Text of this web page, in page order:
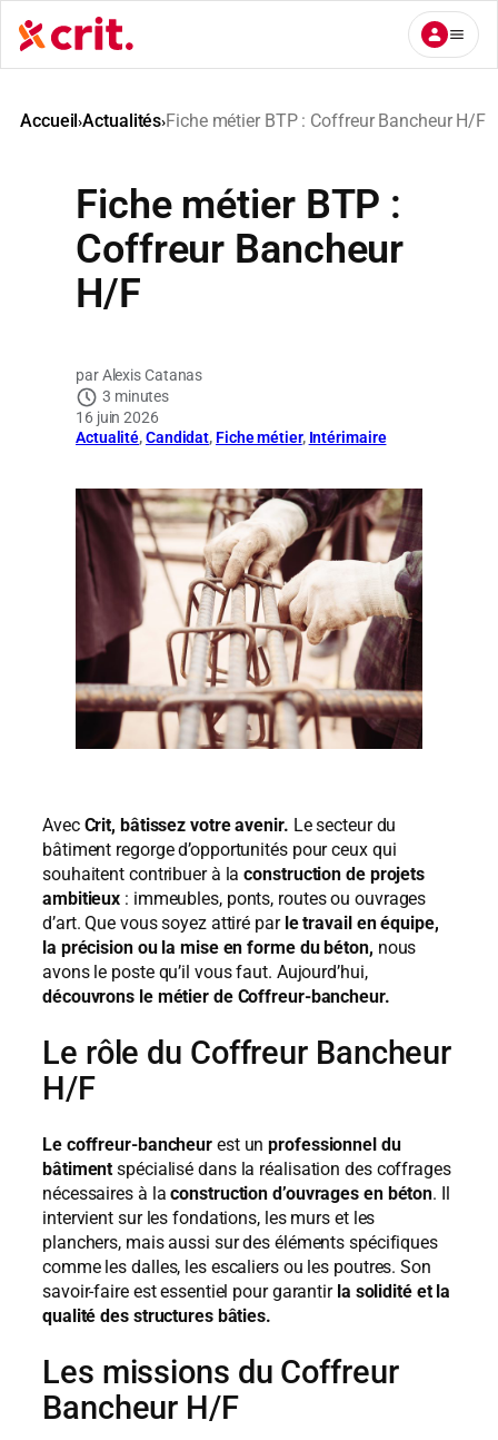
Aller
au
contenu
Accueil›Actualités›Fiche métier BTP : Coffreur Bancheur H/F
Fiche métier BTP :
Coffreur Bancheur
H/F
Alexis Catanas
3 minutes
16 juin 2026
Actualité, Candidat, Fiche métier, Intérimaire
AvecCrit, bâtissez votre avenir. Le secteur du
bâtiment regorge d’opportunités pour ceux qui
souhaitent contribuer à laconstruction de projets
ambitieux : immeubles, ponts, routes ou ouvrages
d’art. Que vous soyez attiré par le travail en équipe,
la précision ou la mise en forme du béton, nous
avons le poste qu’il vous faut. Aujourd’hui,
découvrons le métier de Coffreur-bancheur.
Le rôle du Coffreur Bancheur
H/F
Le coffreur-bancheur est unprofessionnel du
bâtiment spécialisé dans la réalisation des coffrages
nécessaires à la construction d’ouvrages en béton. Il
intervient sur les fondations, les murs et les
planchers, mais aussi sur des éléments spécifiques
comme les dalles, les escaliers ou les poutres. Son
savoir-faire est essentiel pour garantirla solidité et la
qualité des structures bâties.
Les missions du Coffreur
Bancheur H/F